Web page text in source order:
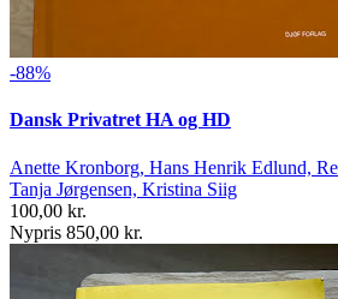
-88%
Dansk Privatret HA og HD
Anette Kronborg, Hans Henrik Edlund,
Tanja Jørgensen, Kristina Siig
100,00 kr.
Nypris 850,00 kr.